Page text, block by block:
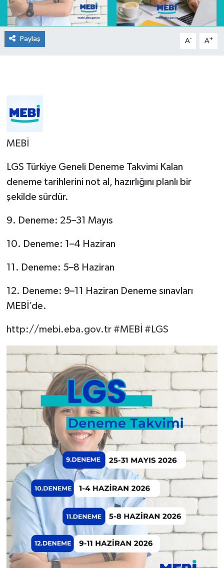
Paylaş A- A+
MEBİ
LGS Türkiye Geneli Deneme Takvimi Kalan
deneme tarihlerini not al, hazırlığını planlı bir
şekilde sürdür.
9. Deneme: 25–31 Mayıs
10. Deneme: 1–4 Haziran
11. Deneme: 5–8 Haziran
12. Deneme: 9–11 Haziran Deneme sınavları
MEBİ’de.
http://mebi.eba.gov.tr #MEBİ #LGS